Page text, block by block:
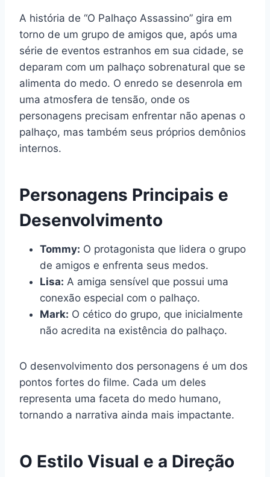
A história de “O Palhaço Assassino” gira em
torno de um grupo de amigos que, após uma
série de eventos estranhos em sua cidade, se
deparam com um palhaço sobrenatural que se
alimenta do medo. O enredo se desenrola em
uma atmosfera de tensão, onde os
personagens precisam enfrentar não apenas o
palhaço, mas também seus próprios demônios
internos.
Personagens Principais e
Desenvolvimento
Tommy: O protagonista que lidera o grupo
de amigos e enfrenta seus medos.
Lisa: A amiga sensível que possui uma
conexão especial com o palhaço.
Mark: O cético do grupo, que inicialmente
não acredita na existência do palhaço.
O desenvolvimento dos personagens é um dos
pontos fortes do filme. Cada um deles
representa uma faceta do medo humano,
tornando a narrativa ainda mais impactante.
O Estilo Visual e a Direção